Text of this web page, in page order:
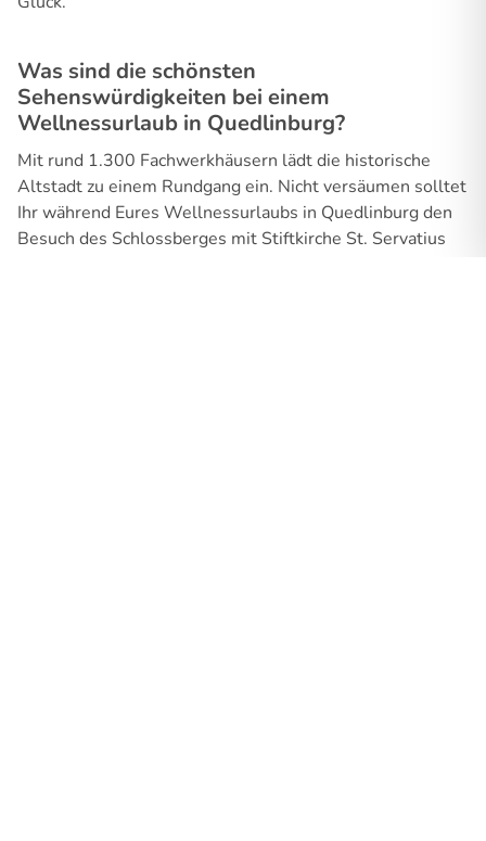
Was sind die schönsten
Sehenswürdigkeiten bei einem
Wellnessurlaub in Quedlinburg?
Mit rund 1.300 Fachwerkhäusern lädt die historische
Altstadt zu einem Rundgang ein. Nicht versäumen solltet
Ihr während Eures Wellnessurlaubs in Quedlinburg den
Besuch des Schlossberges mit Stiftkirche St. Servatius